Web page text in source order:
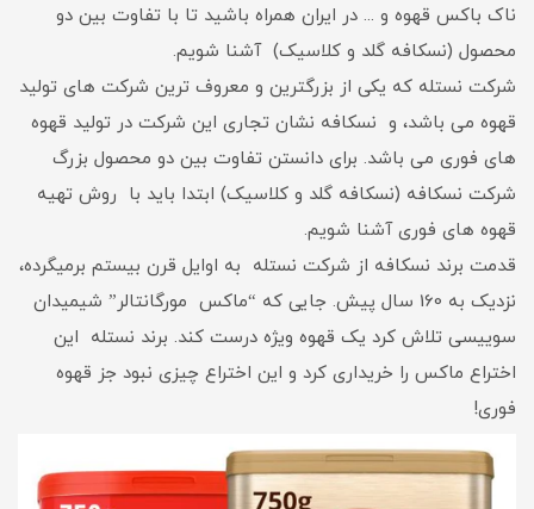
ناک باکس قهوه و ... در ایران همراه باشید تا با تفاوت بین دو
محصول (نسکافه گلد و کلاسیک) آشنا شویم.
شرکت نستله که یکی از بزرگترین و معروف ترین شرکت های تولید
قهوه می باشد، و نسکافه نشان تجاری این شرکت در تولید قهوه
های فوری می باشد. برای دانستن تفاوت بین دو محصول بزرگ
شرکت نسکافه (نسکافه گلد و کلاسیک) ابتدا باید با روش تهیه
قهوه های فوری آشنا شویم.
قدمت برند نسکافه از شرکت نستله به اوایل قرن بیستم برمیگرده،
نزدیک به 160 سال پیش. جایی که “ماکس مورگانتالر” شیمیدان
سوییسی تلاش کرد یک قهوه ویژه درست کند. برند نستله این
اختراع ماکس را خریداری کرد و این اختراع چیزی نبود جز قهوه
فوری!